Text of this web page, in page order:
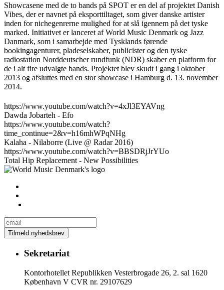
Showcasene med de to bands på SPOT er en del af projektet Danish
Vibes, der er navnet på eksporttiltaget, som giver danske artister
inden for nichegenrerne mulighed for at slå igennem på det tyske
marked. Initiativet er lanceret af World Music Denmark og Jazz
Danmark, som i samarbejde med Tysklands førende
bookingagenturer, pladeselskaber, publicister og den tyske
radiostation Norddeutscher rundfunk (NDR) skaber en platform for
de i alt fire udvalgte bands. Projektet blev skudt i gang i oktober
2013 og afsluttes med en stor showcase i Hamburg d. 13. november
2014.
https://www.youtube.com/watch?v=4xJl3EYAVng
Dawda Jobarteh - Efo
https://www.youtube.com/watch?
time_continue=2&v=h16mhWPqNHg
Kalaha - Nilaborre (Live @ Radar 2016)
https://www.youtube.com/watch?v=BBSDRjJrYUo
Total Hip Replacement - New Possibilities
Sekretariat
Kontorhotellet Republikken Vesterbrogade 26, 2. sal 1620
København V CVR nr. 29107629